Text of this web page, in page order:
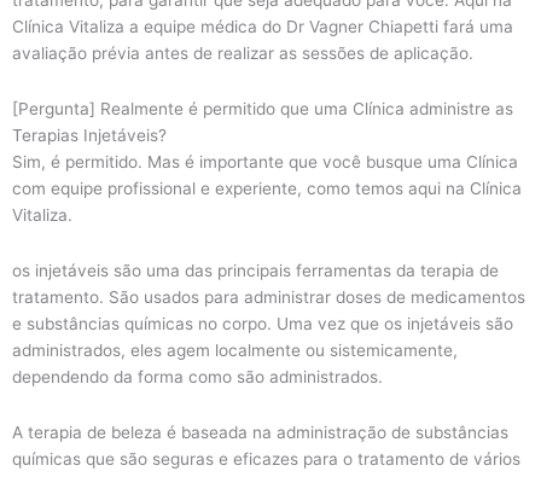
Clínica Vitaliza a equipe médica do Dr Vagner Chiapetti fará uma
avaliação prévia antes de realizar as sessões de aplicação.
[Pergunta] Realmente é permitido que uma Clínica administre as
Terapias Injetáveis?
Sim, é permitido. Mas é importante que você busque uma Clínica
com equipe profissional e experiente, como temos aqui na Clínica
Vitaliza.
os injetáveis são uma das principais ferramentas da terapia de
tratamento. São usados para administrar doses de medicamentos
e substâncias químicas no corpo. Uma vez que os injetáveis são
administrados, eles agem localmente ou sistemicamente,
dependendo da forma como são administrados.
A terapia de beleza é baseada na administração de substâncias
químicas que são seguras e eficazes para o tratamento de vários